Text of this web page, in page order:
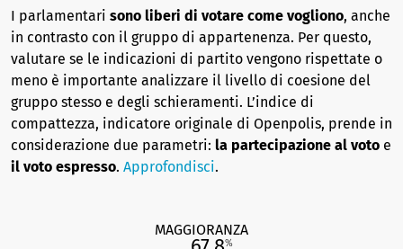
I parlamentari sono liberi di votare come vogliono, anche
in contrasto con il gruppo di appartenenza. Per questo,
valutare se le indicazioni di partito vengono rispettate o
meno è importante analizzare il livello di coesione del
gruppo stesso e degli schieramenti. L’indice di
compattezza, indicatore originale di Openpolis, prende in
considerazione due parametri: la partecipazione al voto e
il voto espresso. Approfondisci.
MAGGIORANZA
%